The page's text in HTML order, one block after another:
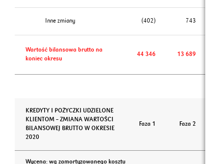
Inne zmiany (402) 743
Wartość bilansowa brutto na
koniec okresu
44 346 13 689
KREDYTY I POŻYCZKI UDZIELONE
KLIENTOM – ZMIANA WARTOŚCI
BILANSOWEJ BRUTTO W OKRESIE
2020
Faza 1 Faza 2
Wycena: wg zamortyzowanego kosztu